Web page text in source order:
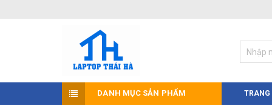
DANH MỤC SẢN PHẨM TRANG